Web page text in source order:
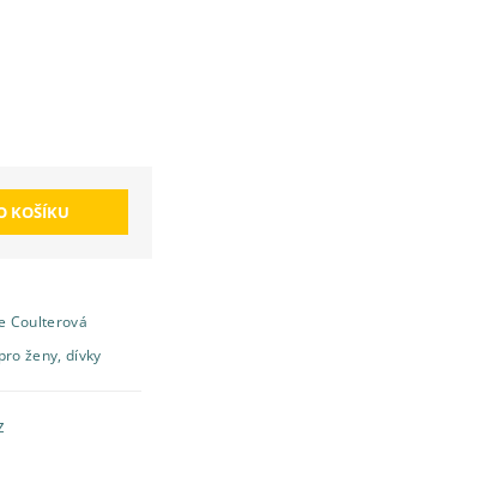
Coulterová
ženy, dívky